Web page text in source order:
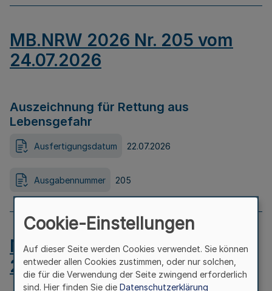
MB.NRW 2026 Nr. 205 vom
24.07.2026
Auszeichnung für Rettung aus
Lebensgefahr
Ausfertigungsdatum 22.07.2026
Ausgabennummer 205
MB.NRW 2026 Nr. 204 vom
24.07.2026
Cookie-Einstellungen
Auf dieser Seite werden Cookies verwendet. Sie können
entweder allen Cookies zustimmen, oder nur solchen,
die für die Verwendung der Seite zwingend erforderlich
sind. Hier finden Sie die Datenschutzerklärung